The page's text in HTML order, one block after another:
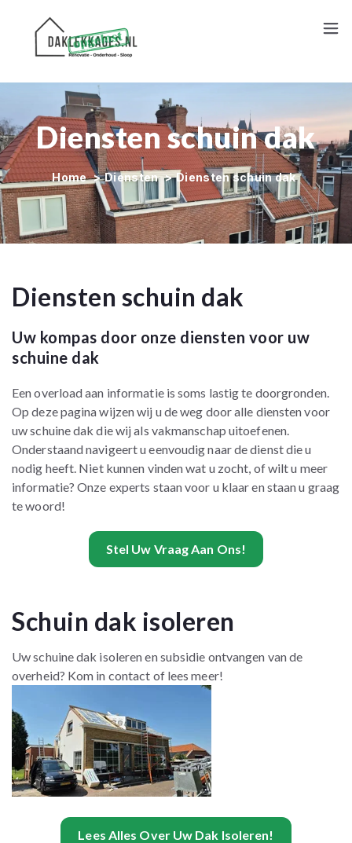
Contact
Diensten schuin dak
Home > Diensten > Diensten schuin dak
Diensten schuin dak
Uw kompas door onze diensten voor uw
schuine dak
Een overload aan informatie is soms lastig te doorgronden.
Op deze pagina wijzen wij u de weg door alle diensten voor
uw schuine dak die wij als vakmanschap uitoefenen.
Onderstaand navigeert u eenvoudig naar de dienst die u
nodig heeft. Niet kunnen vinden wat u zocht, of wilt u meer
informatie? Onze experts staan voor u klaar en staan u graag
te woord!
Stel Uw Vraag Aan Ons!
Schuin dak isoleren
Uw schuine dak isoleren en subsidie ontvangen van de
overheid? Kom in contact of lees meer!
Lees Alles Over Uw Dak Isoleren!